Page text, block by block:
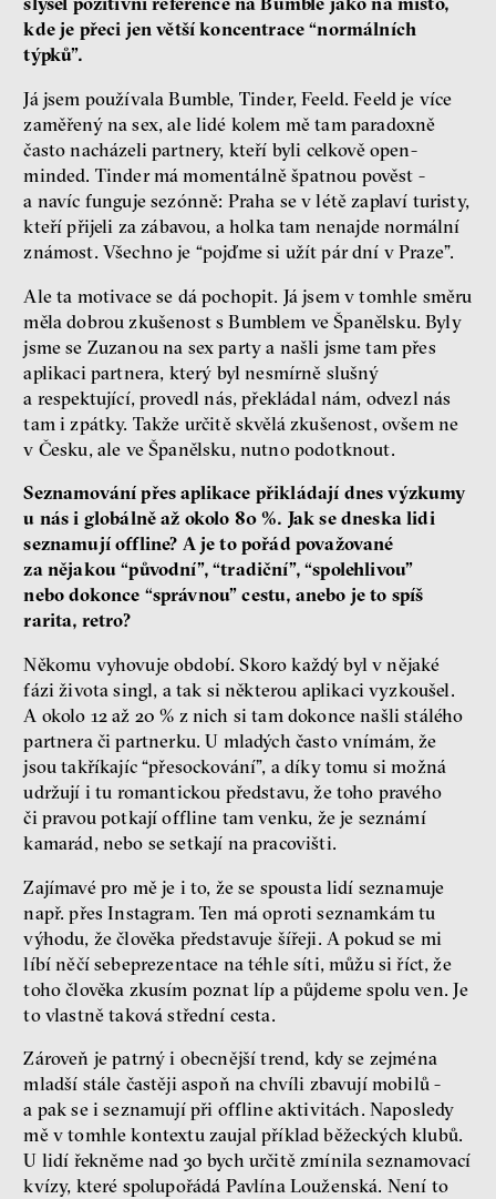
kde je přeci jen větší koncentrace “normálních
týpků”.
Já jsem používala Bumble, Tinder, Feeld. Feeld je více
zaměřený na sex, ale lidé kolem mě tam paradoxně
často nacházeli partnery, kteří byli celkově open-
minded. Tinder má momentálně špatnou pověst -
a navíc funguje sezónně: Praha se v létě zaplaví turisty,
kteří přijeli za zábavou, a holka tam nenajde normální
známost. Všechno je “pojďme si užít pár dní v Praze”.
Ale ta motivace se dá pochopit. Já jsem v tomhle směru
měla dobrou zkušenost s Bumblem ve Španělsku. Byly
jsme se Zuzanou na sex party a našli jsme tam přes
aplikaci partnera, který byl nesmírně slušný
a respektující, provedl nás, překládal nám, odvezl nás
tam i zpátky. Takže určitě skvělá zkušenost, ovšem ne
v Česku, ale ve Španělsku, nutno podotknout.
Seznamování přes aplikace přikládají dnes výzkumy
u nás i globálně až okolo 80 %. Jak se dneska lidi
seznamují offline? A je to pořád považované
za nějakou “původní”, “tradiční”, “spolehlivou”
nebo dokonce “správnou” cestu, anebo je to spíš
rarita, retro?
Někomu vyhovuje období. Skoro každý byl v nějaké
fázi života singl, a tak si některou aplikaci vyzkoušel.
A okolo 12 až 20 % z nich si tam dokonce našli stálého
partnera či partnerku. U mladých často vnímám, že
jsou takříkajíc “přesockování”, a díky tomu si možná
udržují i tu romantickou představu, že toho pravého
či pravou potkají offline tam venku, že je seznámí
kamarád, nebo se setkají na pracovišti.
Zajímavé pro mě je i to, že se spousta lidí seznamuje
např. přes Instagram. Ten má oproti seznamkám tu
výhodu, že člověka představuje šířeji. A pokud se mi
líbí něčí sebeprezentace na téhle síti, můžu si říct, že
toho člověka zkusím poznat líp a půjdeme spolu ven. Je
to vlastně taková střední cesta.
Zároveň je patrný i obecnější trend, kdy se zejména
mladší stále častěji aspoň na chvíli zbavují mobilů -
a pak se i seznamují při offline aktivitách. Naposledy
mě v tomhle kontextu zaujal příklad běžeckých klubů.
U lidí řekněme nad 30 bych určitě zmínila seznamovací
kvízy, které spolupořádá Pavlína Louženská. Není to